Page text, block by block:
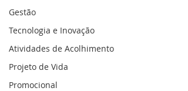
Gestão
Tecnologia e Inovação
Atividades de Acolhimento
Projeto de Vida
Promocional